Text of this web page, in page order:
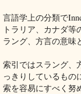
言語学上の分類で
トラリア、カナダ等
ラング、方言の意味
索引ではスラング、
っきりしているもの
索を容易にすべく努